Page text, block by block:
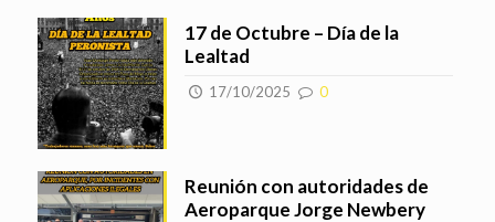
17 de Octubre – Día de la
Lealtad
17/10/2025 0
Reunión con autoridades de
Aeroparque Jorge Newbery